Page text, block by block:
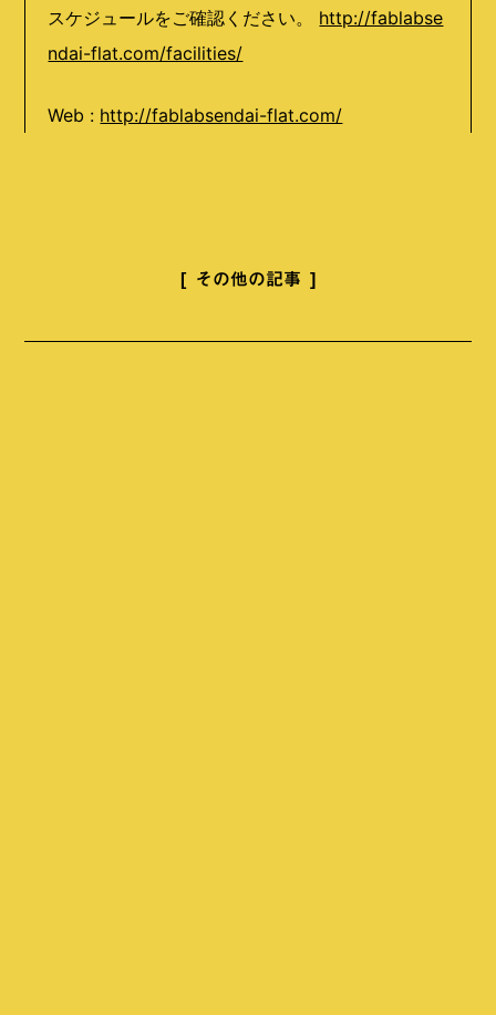
スケジュールをご確認ください。 http://fablabse
ndai-flat.com/facilities/
Web : http://fablabsendai-flat.com/
その他の記事